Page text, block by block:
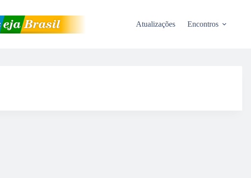
Atualizações Encontros